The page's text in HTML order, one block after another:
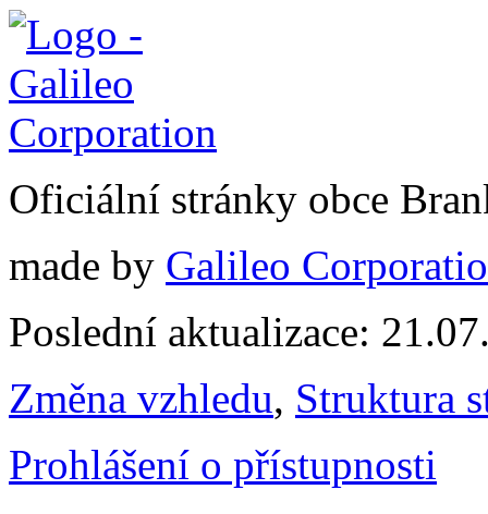
Oficiální stránky obce
made by Galileo
Poslední aktualizace:
Změna vzhledu, Struktura
Prohlášení o přístupnosti